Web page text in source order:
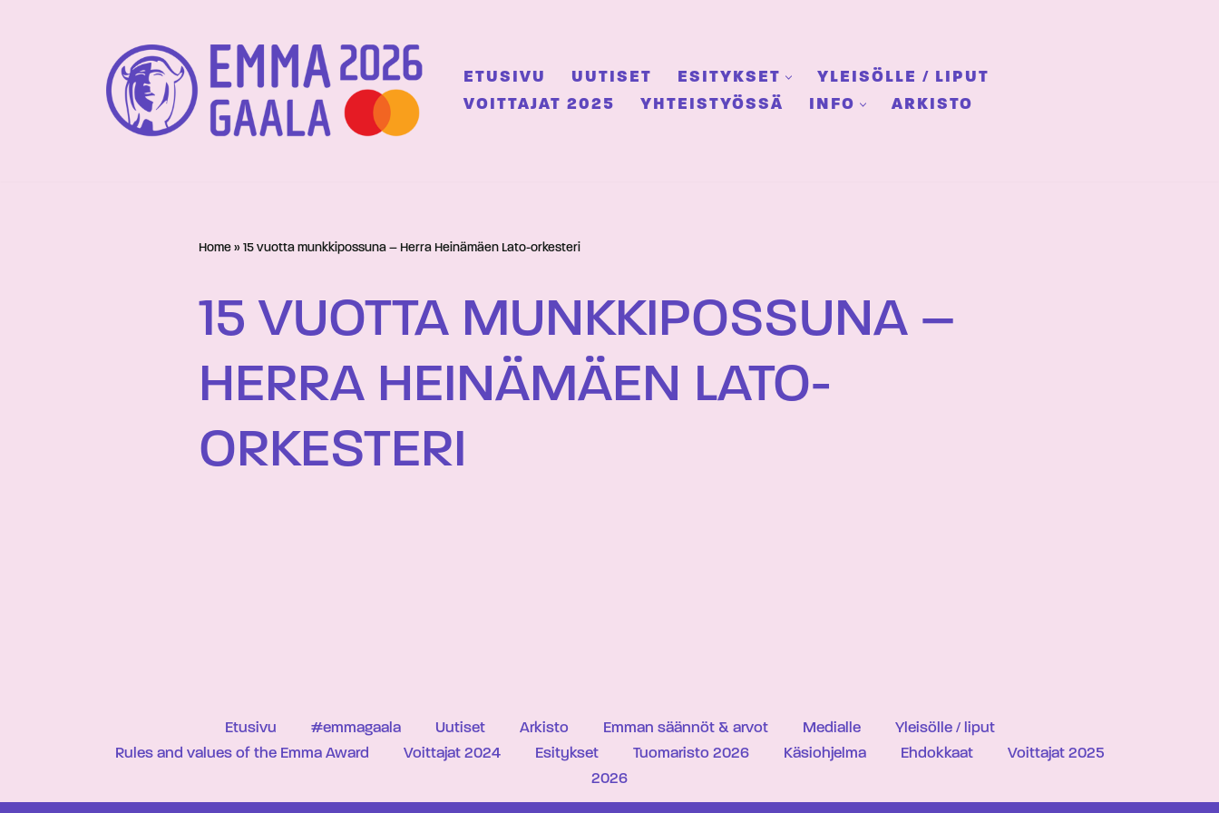
ETUSIVU UUTISET ESITYKSET
YLEISÖLLE / LIPUT
VOITTAJAT 2025
YHTEISTYÖSSÄ INFO ARKISTO
Home » 15 vuotta munkkipossuna – Herra Heinämäen Lato-orkesteri
15 VUOTTA MUNKKIPOSSUNA –
HERRA HEINÄMÄEN LATO-
ORKESTERI
Etusivu #emmagaala Uutiset Arkisto Emman säännöt & arvot Medialle
Yleisölle / liput
Rules and values of the Emma Award
Voittajat 2024 Esitykset Tuomaristo 2026 Käsiohjelma Ehdokkaat
Voittajat 2025
2026